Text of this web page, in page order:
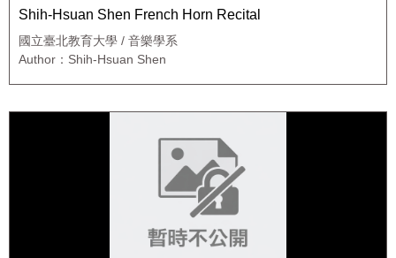
Shih-Hsuan Shen French Horn Recital
國立臺北教育大學 / 音樂學系
Author：Shih-Hsuan Shen